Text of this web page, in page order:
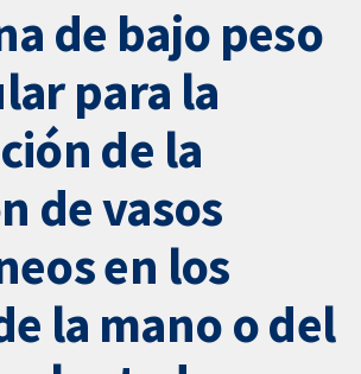
de bajo peso
para la
de la
de vasos
en los
la mano o del